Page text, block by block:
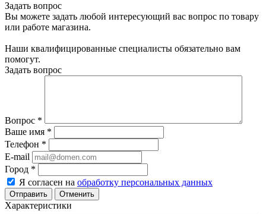
Задать вопрос
Вы можете задать любой интересующий вас вопрос по товару
или работе магазина.
Наши квалифицированные специалисты обязательно вам
помогут.
Задать вопрос
Вопрос *
Ваше имя *
Телефон *
E-mail
Город *
Я согласен на обработку персональных данных
Отменить
Характеристики